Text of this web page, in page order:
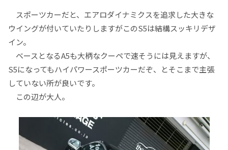
スポーツカーだと、エアロダイナミクスを追求した大きな
ウイングが付いていたりしますがこのS5は結構スッキリデザ
イン。
ベースとなるA5も大柄なクーペで速そうには見えますが、
S5になってもハイパワースポーツカーだぞ、とそこまで主張
していない所が良いです。
この辺が大人。